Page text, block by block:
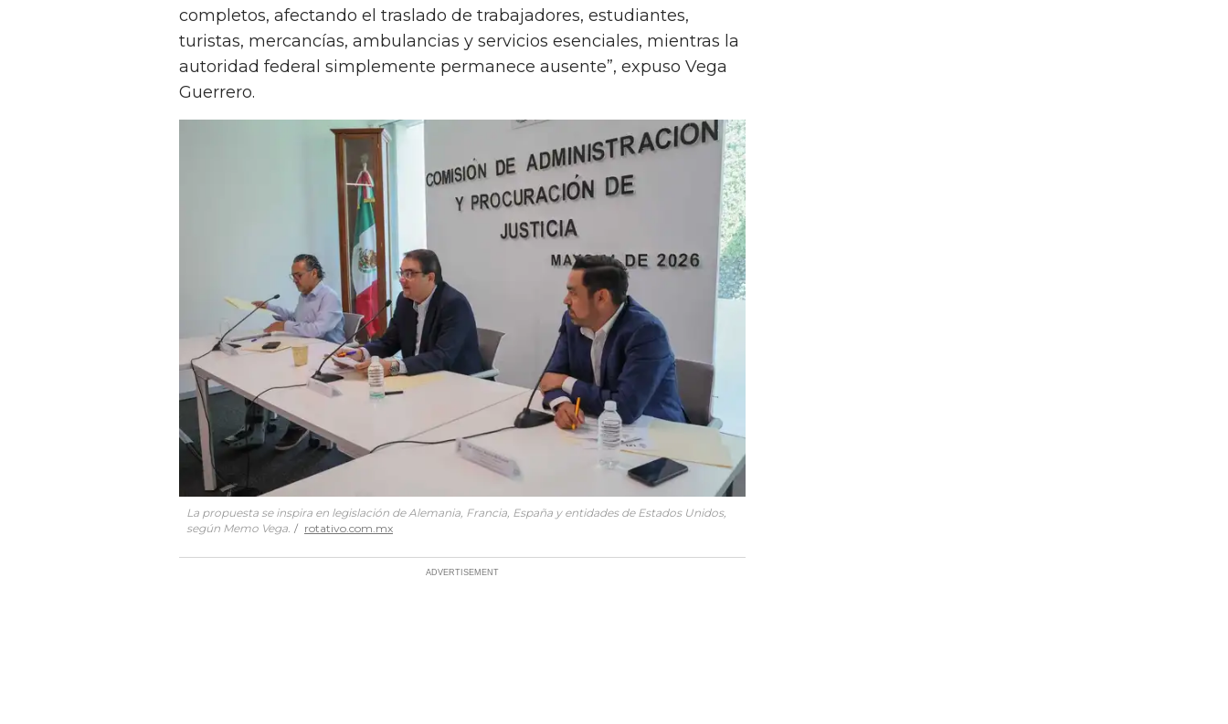
completos, afectando el traslado de trabajadores, estudiantes,
turistas, mercancías, ambulancias y servicios esenciales, mientras la
autoridad federal simplemente permanece ausente”, expuso Vega
Guerrero.
La propuesta se inspira en legislación de Alemania, Francia, España y entidades de Estados Unidos,
según Memo Vega.
rotativo.com.mx